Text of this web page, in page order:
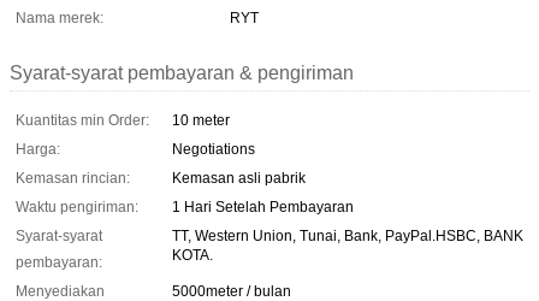
Nama merek:
RYT
Syarat-syarat pembayaran & pengiriman
Kuantitas min Order:
10 meter
Harga:
Negotiations
Kemasan rincian:
Kemasan asli pabrik
Waktu pengiriman:
1 Hari Setelah Pembayaran
Syarat-syarat
pembayaran:
TT, Western Union, Tunai, Bank, PayPal.HSBC, BANK
KOTA.
Menyediakan
5000meter / bulan